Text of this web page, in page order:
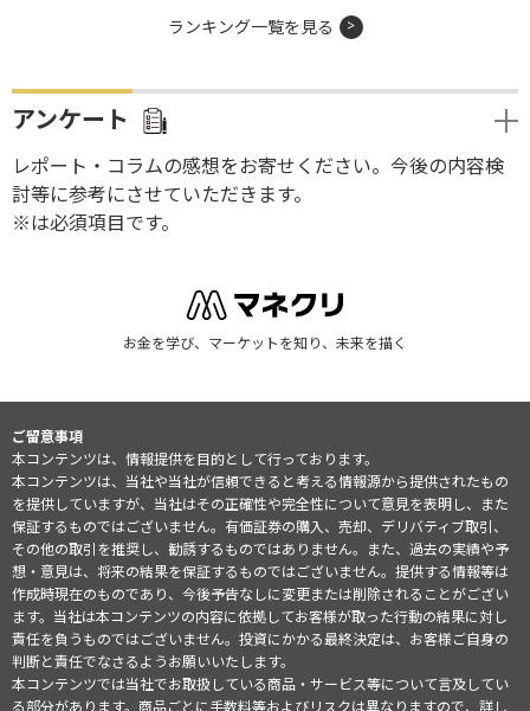
ランキング一覧を見る
アンケート
レポート・コラムの感想をお寄せください。今後の内容検
討等に参考にさせていただきます。
※は必須項目です。
お金を学び、マーケットを知り、未来を描く
ご留意事項
本コンテンツは、情報提供を目的として行っております。
本コンテンツは、当社や当社が信頼できると考える情報源から提供されたもの
を提供していますが、当社はその正確性や完全性について意見を表明し、また
保証するものではございません。有価証券の購入、売却、デリバティブ取引、
その他の取引を推奨し、勧誘するものではありません。また、過去の実績や予
想・意見は、将来の結果を保証するものではございません。提供する情報等は
作成時現在のものであり、今後予告なしに変更または削除されることがござい
ます。当社は本コンテンツの内容に依拠してお客様が取った行動の結果に対し
責任を負うものではございません。投資にかかる最終決定は、お客様ご自身の
判断と責任でなさるようお願いいたします。
本コンテンツでは当社でお取扱している商品・サービス等について言及してい